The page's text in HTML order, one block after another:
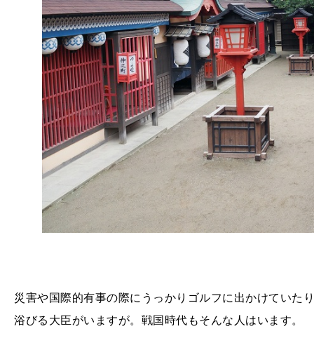
災害や国際的有事の際にうっかりゴルフに出かけていた
浴びる大臣がいますが。戦国時代もそんな人はいます。